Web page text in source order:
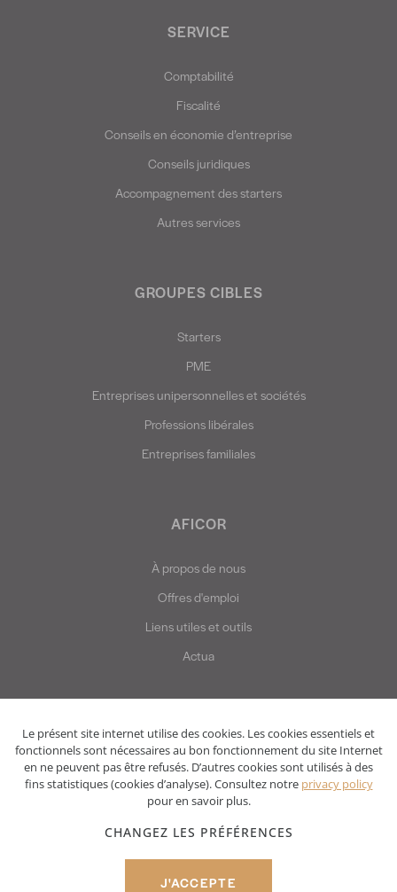
SERVICE
Comptabilité
Fiscalité
Conseils en économie d’entreprise
Conseils juridiques
Accompagnement des starters
Autres services
GROUPES CIBLES
Starters
PME
Entreprises unipersonnelles et sociétés
Professions libérales
Entreprises familiales
AFICOR
À propos de nous
Offres d'emploi
Liens utiles et outils
Actua
Privacy policy
Disclaimer
© Two Impress 2022
Le présent site internet utilise des cookies. Les cookies essentiels et
fonctionnels sont nécessaires au bon fonctionnement du site Internet
en ne peuvent pas être refusés. D’autres cookies sont utilisés à des
fins statistiques (cookies d’analyse). Consultez notre privacy policy
pour en savoir plus.
CHANGEZ LES PRÉFÉRENCES
J'ACCEPTE